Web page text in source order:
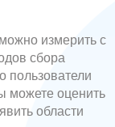
измерить с
сбора
пользователи
можете оценить
области